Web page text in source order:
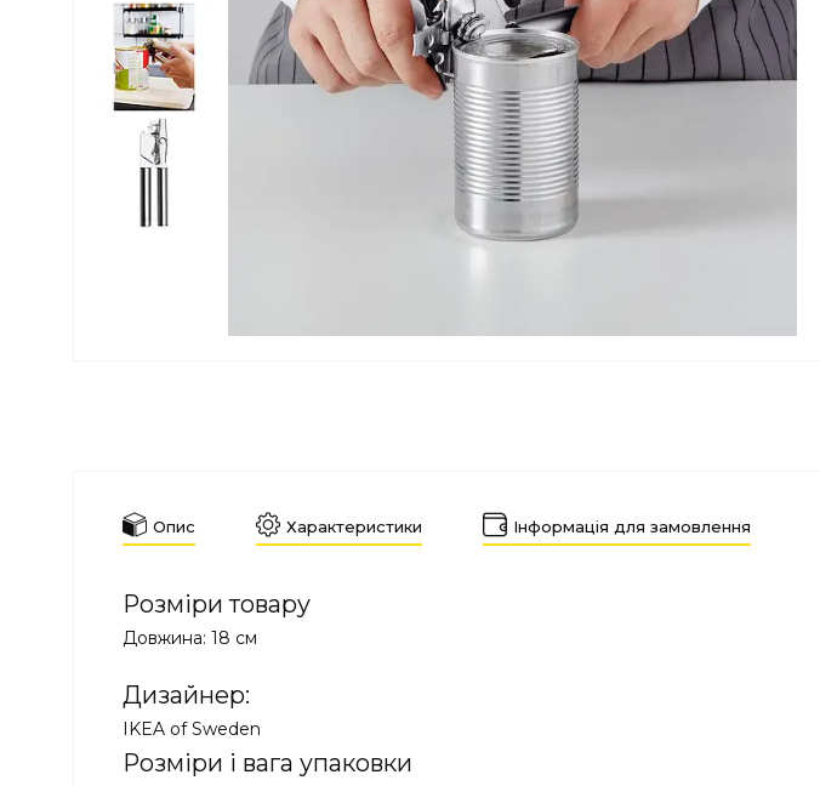
Опис Характеристики Інформація для замовлення
Розміри товару
Довжина: 18 см
Дизайнер:
IKEA of Sweden
Розміри і вага упаковки